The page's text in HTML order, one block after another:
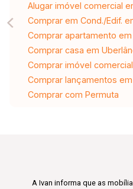
Alugar imóvel comercial
Comprar em Cond./Edif.
Comprar apartamento em
Comprar casa em
Comprar imóvel
Comprar lançamentos
Comprar com Permuta
A Ivan informa que as